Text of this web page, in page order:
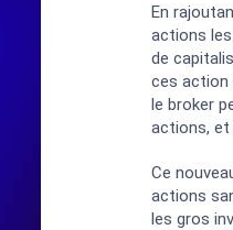
En
actions
de
ces action
le broker
actions, et
Ce
actions
les gros